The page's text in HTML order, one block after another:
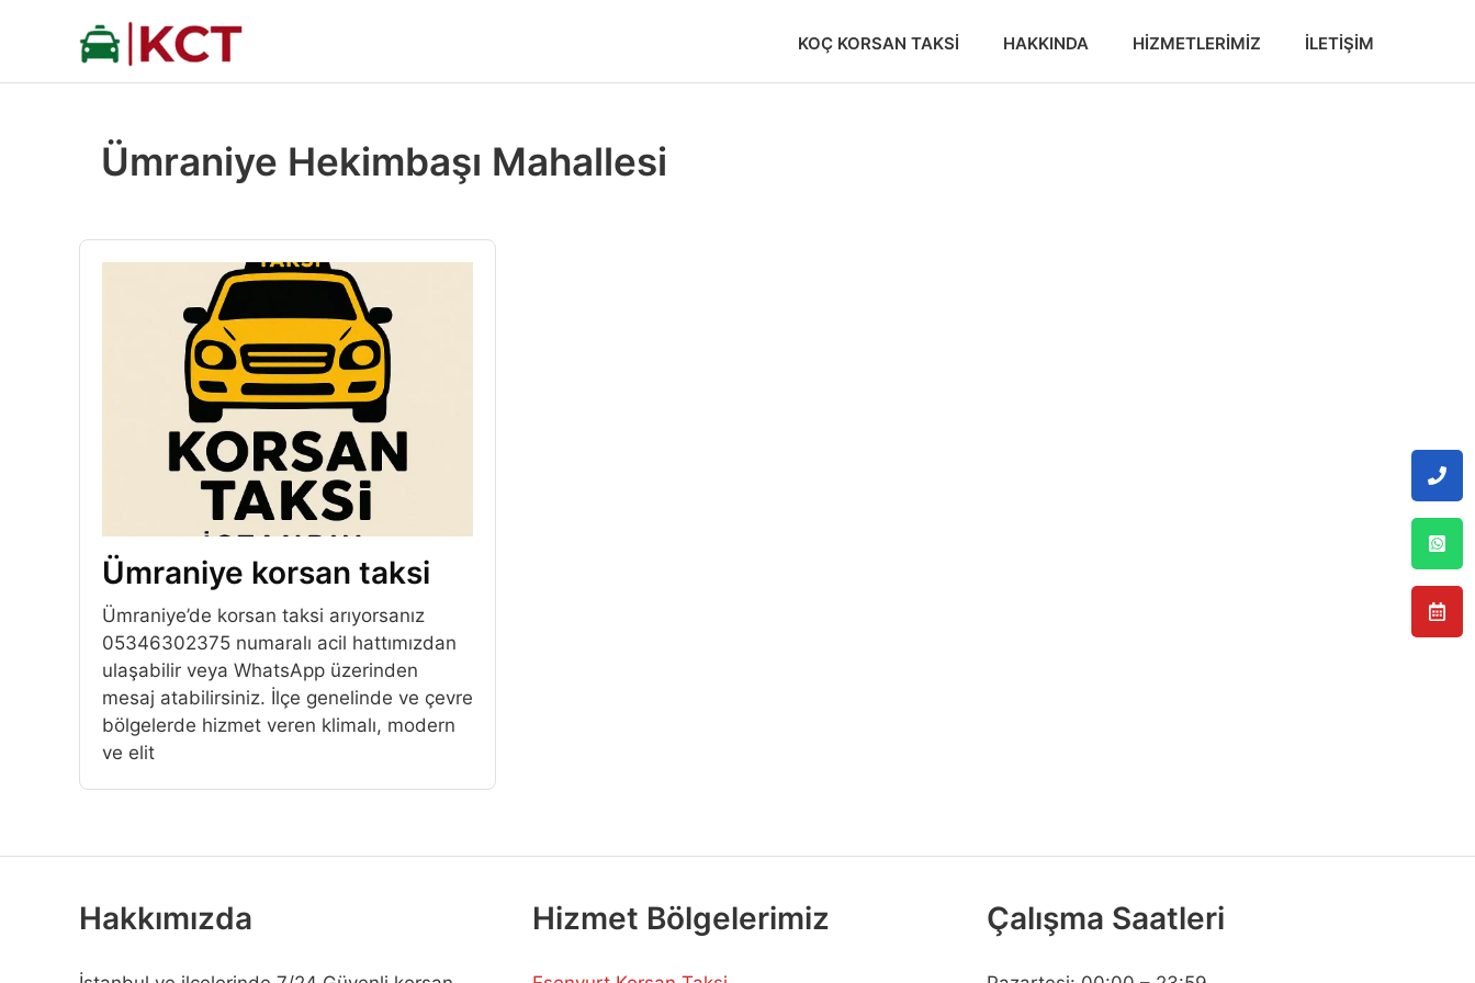
KOÇ KORSAN TAKSI HAKKINDA HIZMETLERIMIZ İLETIŞIM
Ümraniye Hekimbaşı Mahallesi
Ümraniye korsan taksi
Ümraniye’de korsan taksi arıyorsanız
05346302375 numaralı acil hattımızdan
ulaşabilir veya WhatsApp üzerinden
mesaj atabilirsiniz. İlçe genelinde ve çevre
bölgelerde hizmet veren klimalı, modern
ve elit
Hakkımızda Hizmet Bölgelerimiz Çalışma Saatleri